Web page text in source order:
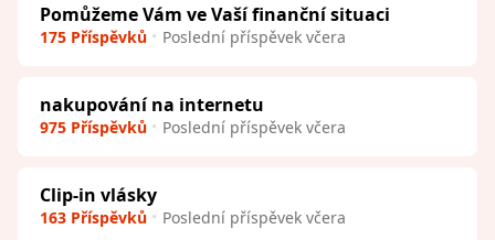
Pomůžeme Vám ve Vaší finanční situaci
175 Příspěvků Poslední příspěvek včera
nakupování na internetu
975 Příspěvků Poslední příspěvek včera
Clip-in vlásky
163 Příspěvků Poslední příspěvek včera